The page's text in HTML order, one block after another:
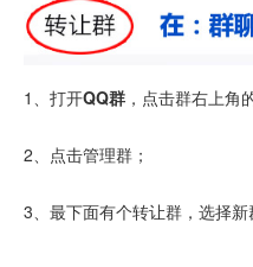
1、打开QQ群 ，点击群右上角
2、点击管理群；
3、最下面有个转让群，选择新